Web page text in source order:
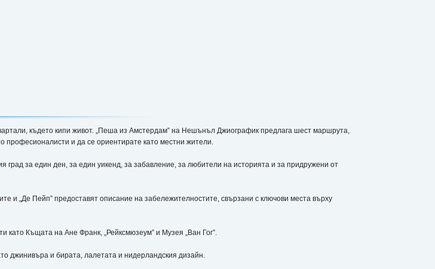
където кипи живот. „Пеша из Амстердам” на Нешънъл Джиографик предлага шест маршрута,
професионалисти и да се ориентирате като местни жители.
за един ден, за един уикенд, за забавление, за любители на историята и за придружени от
„Де Пейп” предоставят описание на забележителностите, свързани с ключови места върху
като Къщата на Ане Франк, „Рейксмюзеум” и Музея „Ван Гог”.
джинивъра и бирата, лалетата и нидерландския дизайн.